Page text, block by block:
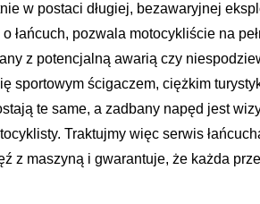
w postaci długiej, bezawaryjnej
łańcuch, pozwala motocykliście na
z potencjalną awarią czy
sportowym ścigaczem, ciężkim
te same, a zadbany napęd jest
Traktujmy więc serwis
z maszyną i gwarantuje, że każda